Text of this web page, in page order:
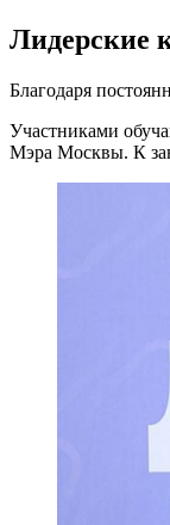
Лидерские
Благодаря
Участниками
Мэра Москвы. К